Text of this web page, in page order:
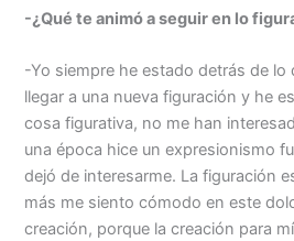
-¿Qué te animó a seguir en lo
-Yo siempre he estado detrás de lo
llegar a una nueva figuración y he
cosa figurativa, no me han
una época hice un expresionismo
dejó de interesarme. La figuración
más me siento cómodo en este
creación, porque la creación para